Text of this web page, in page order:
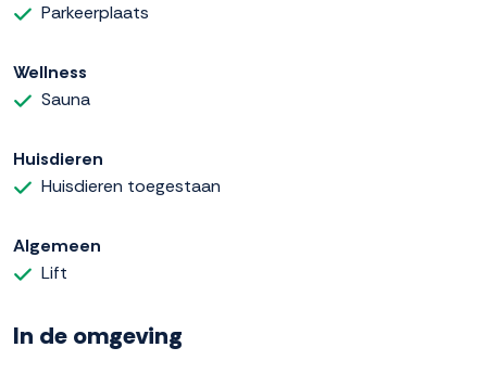
Parkeerplaats
Wellness
Sauna
Huisdieren
Huisdieren toegestaan
Algemeen
Lift
In de omgeving